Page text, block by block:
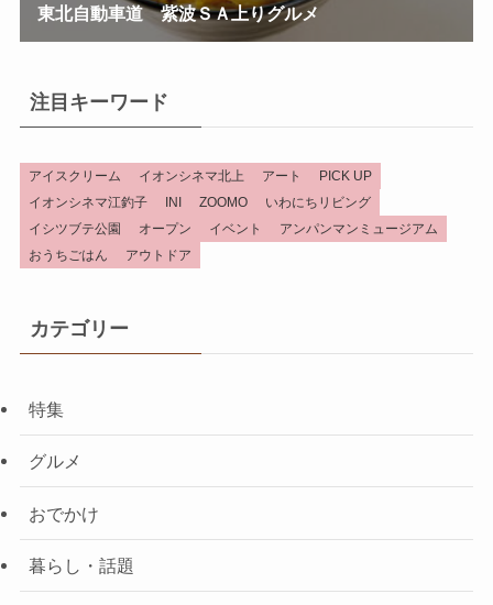
注目キーワード
アイスクリーム イオンシネマ北上 アート
PICK UP
イオンシネマ江釣子
INI ZOOMO
いわにちリビング
イシツブテ公園
オープン イベント
アンパンマンミュージアム
おうちごはん
アウトドア
カテゴリー
特集
グルメ
おでかけ
暮らし・話題